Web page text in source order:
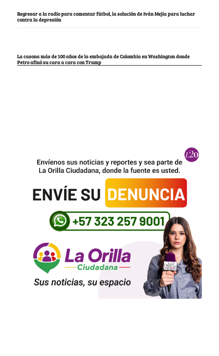
Regresar a la radio para comentar fútbol, la solución de Iván Mejía para luchar
contra la depresión
La casona más de 100 años de la embajada de Colombia en Washington donde
Petro afinó su cara a cara con Trump